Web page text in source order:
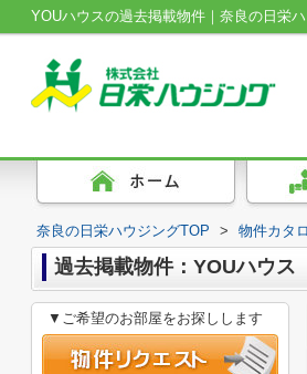
YOUハウスの過去掲載物件｜奈良の日栄
奈良の日栄ハウジングTOP > 物件カタ
過去掲載物件：YOUハウス
▼ご希望のお部屋をお探しします